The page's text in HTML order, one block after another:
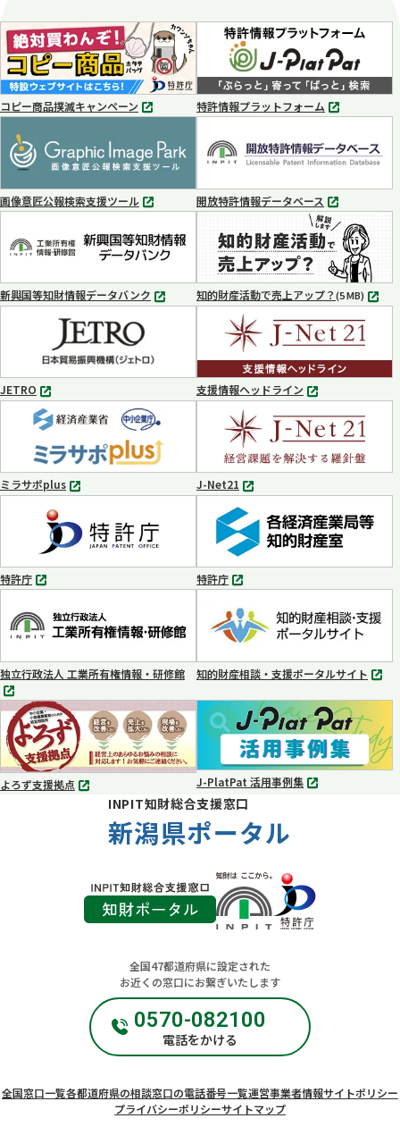
開
く
コピー商品撲滅キャンペーン
別
で
開
く
特許情報プラットフォーム
別
ブ
で
く
画像意匠公報検索支援ツール
別
ブ
で
く
開放特許情報データベース
別
タ
ブ
で
開
く
新興国等知財情報データバンク
別
開
く
知的財産活動で売上アップ？(5 MB) MP4
JETRO
別
タ
ブ
で
開
く
支援情報ヘッドライン
別
タ
ブ
で
開
く
ミラサポplus
別
ブ
で
開
く
J-Net21
別
タ
ブ
で
開
く
特許庁
別
ブ
で
く
特許庁
別
ブ
で
開
く
独立行政法人 工業所有権情報・研修館
別
タ
ブ
で
知的財産相談・支援ポータルサイト
別
タ
開
く
よろず支援拠点
別
J-PlatPat 活用事例集
別
INPIT知財総合支援窓口
新潟県ポータル
全国47都道府県に設定された
お近くの窓口にお繋ぎいたします
0570-082100
電話をかける
全国窓口一覧各都道府県の相談窓口の電話番号一覧運営事業者情報サイトポリシー
プライバシーポリシーサイトマップ